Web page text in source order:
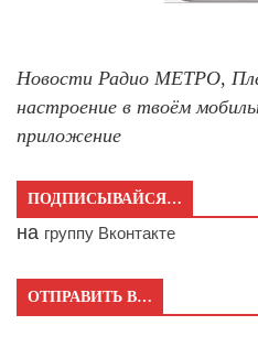
Новости Радио МЕТРО,
настроение в твоём
приложение
ПОДПИСЫВАЙСЯ…
на группу Вконтакте
ОТПРАВИТЬ В…